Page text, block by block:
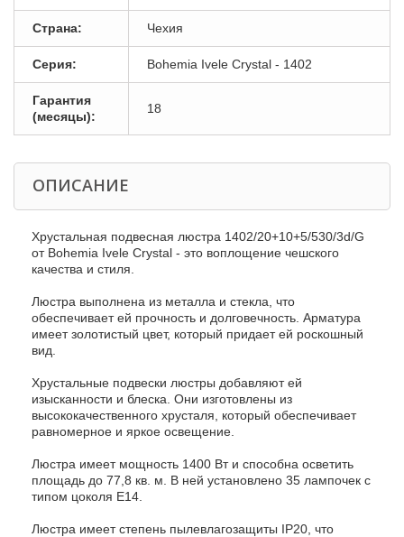
Страна: Чехия
Серия: Bohemia Ivele Crystal - 1402
Гарантия
(месяцы):
18
ОПИСАНИЕ
Хрустальная подвесная люстра 1402/20+10+5/530/3d/G
от Bohemia Ivele Crystal - это воплощение чешского
качества и стиля.
Люстра выполнена из металла и стекла, что
обеспечивает ей прочность и долговечность. Арматура
имеет золотистый цвет, который придает ей роскошный
вид.
Хрустальные подвески люстры добавляют ей
изысканности и блеска. Они изготовлены из
высококачественного хрусталя, который обеспечивает
равномерное и яркое освещение.
Люстра имеет мощность 1400 Вт и способна осветить
площадь до 77,8 кв. м. В ней установлено 35 лампочек с
типом цоколя E14.
Люстра имеет степень пылевлагозащиты IP20, что